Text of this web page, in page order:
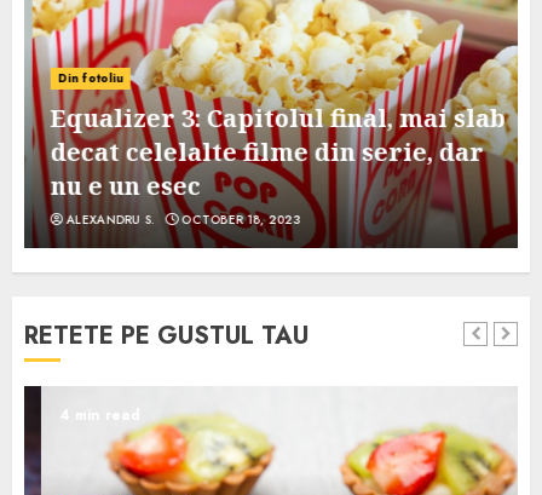
Din fotoliu
Equalizer 3: Capitolul final, mai slab
decat celelalte filme din serie, dar
nu e un esec
ALEXANDRU S. OCTOBER 18, 2023
RETETE PE GUSTUL TAU
4 min read